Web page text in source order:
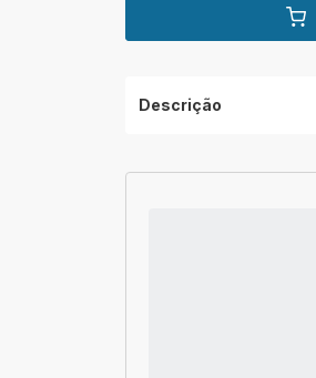
Descrição